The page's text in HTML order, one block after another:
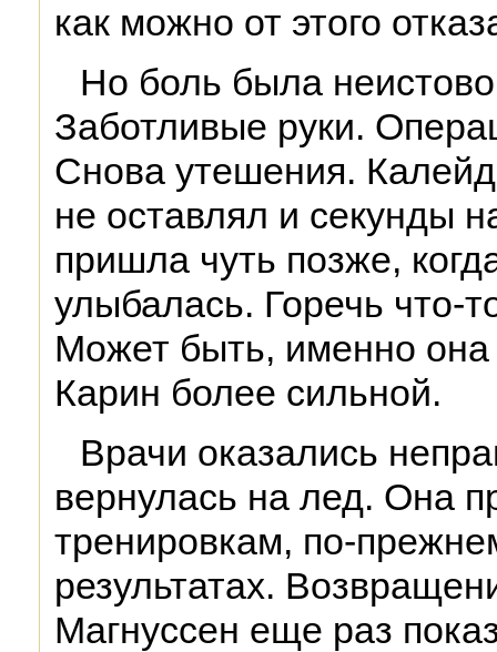
как можно от этого
Но боль была
Заботливые руки.
Снова утешения.
не оставлял и секунды
пришла чуть позже,
улыбалась. Горечь что-
Может быть, именно она
Карин более сильной.
Врачи оказались
вернулась на лед. Она
тренировкам, по-
результатах.
Магнуссен еще раз